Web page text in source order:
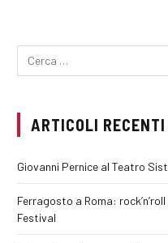
ARTICOLI RECENTI
Giovanni Pernice al Teatro
Ferragosto a Roma:
Festival